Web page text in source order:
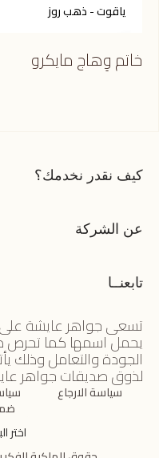
ياقوت - ذهب روز
خاتم وِهاج مايكرو
كيف نقدر نخدمك؟
عن الشركة
تابعنــا
تسعى جواهر عايشة على
يحمل اسمها كما تحرص
الجودة والتعامل وذلك
لذوق صديقات جواهر
سياسة الارجاع
اختر